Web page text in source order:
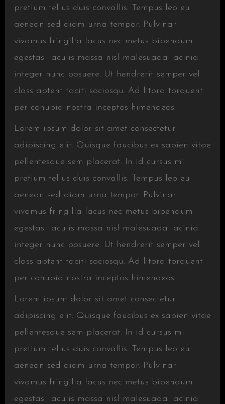
pretium tellus duis convallis. Tempus leo eu
aenean sed diam urna tempor. Pulvinar
vivamus fringilla lacus nec metus bibendum
egestas. Iaculis massa nisl malesuada lacinia
integer nunc posuere. Ut hendrerit semper vel
class aptent taciti sociosqu. Ad litora torquent
per conubia nostra inceptos himenaeos.
Lorem ipsum dolor sit amet consectetur
adipiscing elit. Quisque faucibus ex sapien vitae
pellentesque sem placerat. In id cursus mi
pretium tellus duis convallis. Tempus leo eu
aenean sed diam urna tempor. Pulvinar
vivamus fringilla lacus nec metus bibendum
egestas. Iaculis massa nisl malesuada lacinia
integer nunc posuere. Ut hendrerit semper vel
class aptent taciti sociosqu. Ad litora torquent
per conubia nostra inceptos himenaeos.
Lorem ipsum dolor sit amet consectetur
adipiscing elit. Quisque faucibus ex sapien vitae
pellentesque sem placerat. In id cursus mi
pretium tellus duis convallis. Tempus leo eu
aenean sed diam urna tempor. Pulvinar
vivamus fringilla lacus nec metus bibendum
egestas. Iaculis massa nisl malesuada lacinia